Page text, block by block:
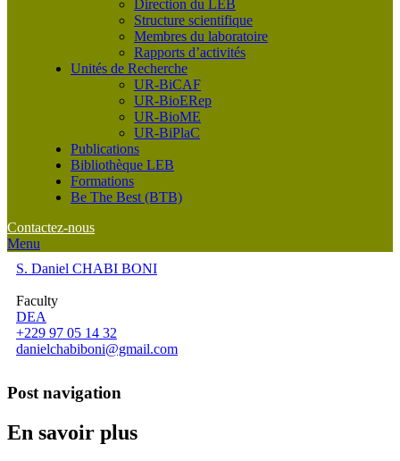
Direction du LEB
Structure scientifique
Membres du laboratoire
Rapports d’activités
Unités de Recherche
UR-BiCAF
UR-BioERep
UR-BioME
UR-BiPlaC
Publications
Bibliothèque LEB
Formations
Be The Best (BTB)
Contactez-nous
Menu
S. Daniel CHABI BONI
Faculty
DEA
+229 97 05 14 32
danielchabiboni@gmail.com
Post navigation
En savoir plus